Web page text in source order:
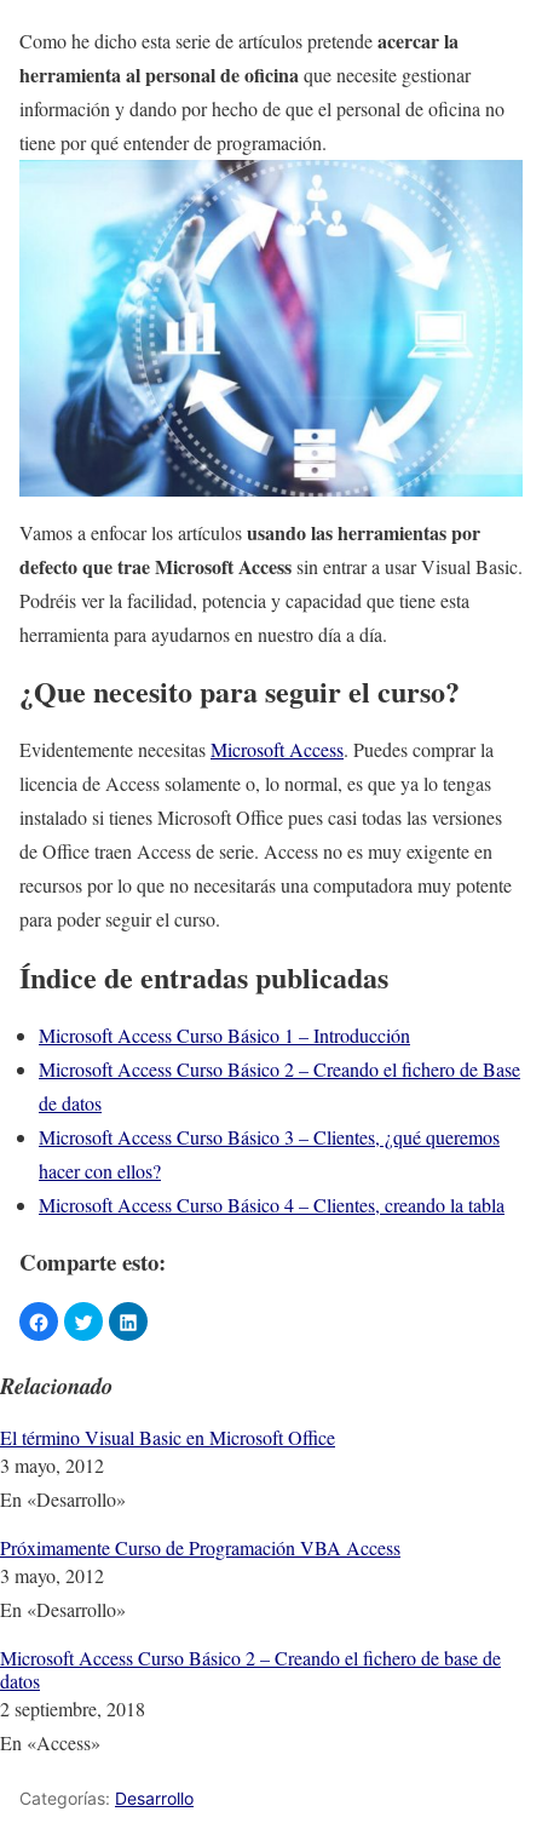
Como he dicho esta serie de artículos pretendeacercar la
herramienta al personal de oficinaque necesite gestionar
información y dando por hecho de que el personal de oficina no
tiene por qué entender de programación.
Vamos a enfocar los artículosusando las herramientas por
defecto que trae Microsoft Accesssin entrar a usar Visual Basic.
Podréis ver la facilidad, potencia y capacidad que tiene esta
herramienta para ayudarnos en nuestro día a día.
¿Que necesito para seguir el curso?
Evidentemente necesitasMicrosoft Access. Puedes comprar la
licencia de Access solamente o, lo normal, es que ya lo tengas
instalado si tienes Microsoft Office pues casi todas las versiones
de Office traen Access de serie. Access no es muy exigente en
recursos por lo que no necesitarás una computadora muy potente
para poder seguir el curso.
Índice de entradas publicadas
Microsoft Access Curso Básico 1 – Introducción
Microsoft Access Curso Básico 2 – Creando el fichero de Base
de datos
Microsoft Access Curso Básico 3 – Clientes, ¿qué queremos
hacer con ellos?
Microsoft Access Curso Básico 4 – Clientes, creando la tabla
Comparte esto:
Relacionado
El término Visual Basic en Microsoft Office
3 mayo, 2012
En «Desarrollo»
Próximamente Curso de Programación VBA Access
3 mayo, 2012
En «Desarrollo»
Microsoft Access Curso Básico 2 – Creando el fichero de base de
datos
2 septiembre, 2018
En «Access»
Categorías: Desarrollo